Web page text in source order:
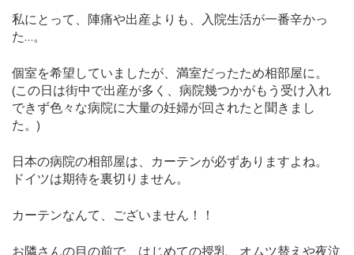
私にとって、陣痛や出産よりも、入院生活が一番辛かっ
た…。
個室を希望していましたが、満室だったため相部屋に。
(この日は街中で出産が多く、病院幾つかがもう受け入れ
できず色々な病院に大量の妊婦が回されたと聞きまし
た。)
日本の病院の相部屋は、カーテンが必ずありますよね。
ドイツは期待を裏切りません。
カーテンなんて、ございません！！
お隣さんの目の前で、はじめての授乳、オムツ替えや夜泣